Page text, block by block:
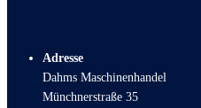
Adresse
Dahms Maschinenhandel
Münchnerstraße 35